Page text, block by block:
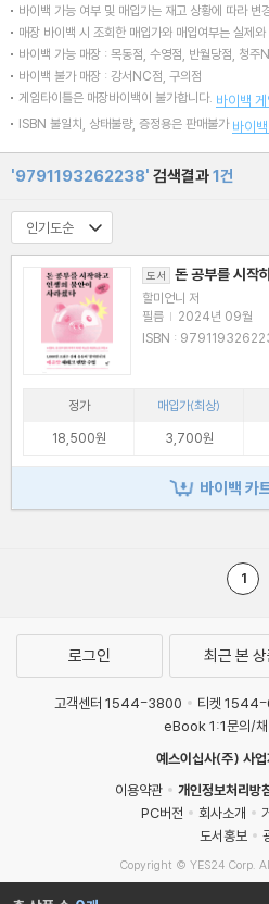
바이백 가능 여부 및 매입가는 재고 상황에 따라 변
매장 바이백 시 조회한 매입가와 매입여부는 실제
바이백 가능 매장 : 목동점, 수영점, 반월당점, 청주
바이백 불가 매장 : 강서NC점, 구의점
게임타이틀은 매장바이백이 불가합니다. 바이백
ISBN 불일치, 상태불량, 증정용은 판매불가 바이
'9791193262238' 검색결과1건
도서 돈 공부를 시작
할미언니 저
필름 | 2024년 09월
정가 매입가(최상)
18,500원
3,700원
바이백 카
1
로그인 최근 본
고객센터 1544-3800 티켓
eBook 1:1문의/채
예스이십사(주) 사업
이용약관
개인정보처리방
PC버전
회사소개
도서홍보
Copyright © YES24 Corp.
MATOM8